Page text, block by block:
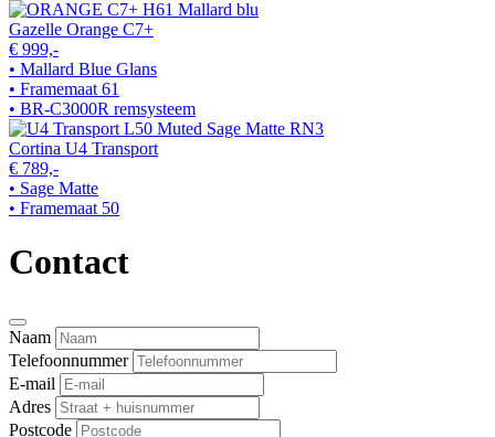
Gazelle Orange C7+
€ 999,-
• Mallard Blue Glans
• Framemaat 61
• BR-C3000R remsysteem
Cortina U4 Transport
€ 789,-
• Sage Matte
• Framemaat 50
Contact
Naam
Telefoonnummer
E-mail
Adres
Postcode